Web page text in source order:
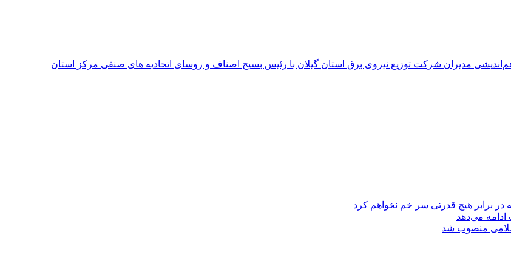
مدیران شركت توزیع نیروی برق استان گیلان با رئیس بسیج اصناف و روسای اتحادیه های صنفی مركز استان
برابر هیچ قدرتی سر خم نخواهم کرد
ادامه می‌دهد
منصوب شد